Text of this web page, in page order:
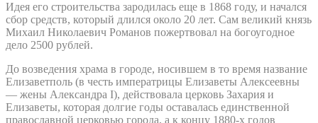
Идея его строительства зародилась еще в 1868 году, и начался
сбор средств, который длился около 20 лет. Сам великий князь
Михаил Николаевич Романов пожертвовал на богоугодное
дело 2500 рублей.
До возведения храма в городе, носившем в то время название
Елизаветполь (в честь императрицы Елизаветы Алексеевны
— жены Александра I), действовала церковь Захария и
Елизаветы, которая долгие годы оставалась единственной
православной церковью города, а к концу 1880-х годов